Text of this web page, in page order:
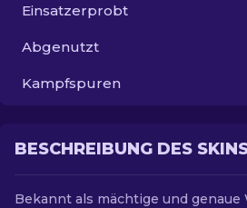
Einsatzerprobt
Abgenutzt
Kampfspuren
BESCHREIBUNG DES
Bekannt als mächtige und